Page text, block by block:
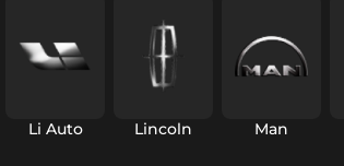
Li Auto Lincoln Man